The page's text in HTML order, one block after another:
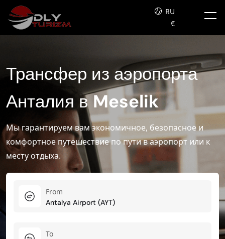
RU
€
Трансфер из аэропорта
Анталия вMeselik
Мы гарантируем вам экономичное, безопасное и
комфортное путешествие по пути в аэропорт или к
месту отдыха.
From
To